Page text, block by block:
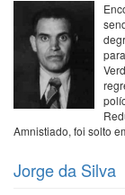
Amnistiado, foi solto
Jorge da Silva